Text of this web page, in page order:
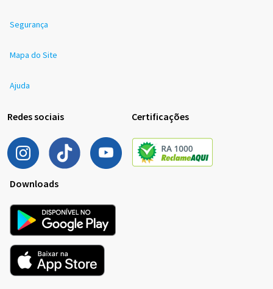
Segurança
Mapa do Site
Ajuda
Redes sociais Certificações
Downloads